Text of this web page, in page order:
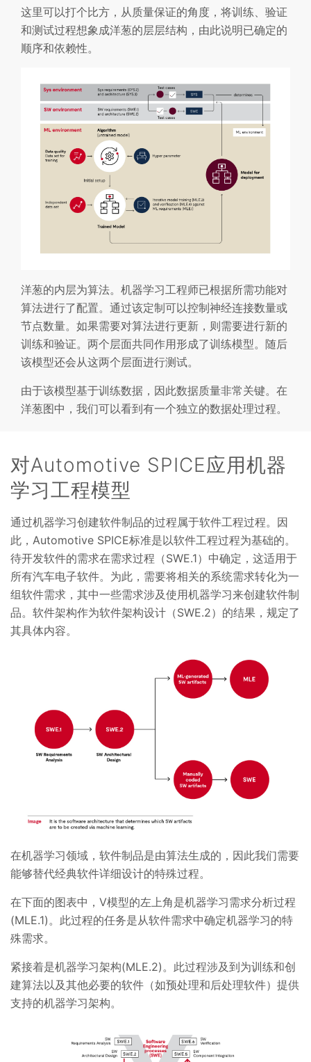
这里可以打个比方，从质量保证的角度，将训练、验证
和测试过程想象成洋葱的层层结构，由此说明已确定的
顺序和依赖性。
洋葱的内层为算法。机器学习工程师已根据所需功能对
算法进行了配置。通过该定制可以控制神经连接数量或
节点数量。如果需要对算法进行更新，则需要进行新的
训练和验证。两个层面共同作用形成了训练模型。随后
该模型还会从这两个层面进行测试。
由于该模型基于训练数据，因此数据质量非常关键。在
洋葱图中，我们可以看到有一个独立的数据处理过程。
对Automotive SPICE应用机器
学习工程模型
通过机器学习创建软件制品的过程属于软件工程过程。因
此，Automotive SPICE标准是以软件工程过程为基础的。
待开发软件的需求在需求过程（SWE.1）中确定，这适用于
所有汽车电子软件。为此，需要将相关的系统需求转化为一
组软件需求，其中一些需求涉及使用机器学习来创建软件制
品。软件架构作为软件架构设计（SWE.2）的结果，规定了
其具体内容。
在机器学习领域，软件制品是由算法生成的，因此我们需要
能够替代经典软件详细设计的特殊过程。
在下面的图表中，V模型的左上角是机器学习需求分析过程
(MLE.1)。此过程的任务是从软件需求中确定机器学习的特
殊需求。
紧接着是机器学习架构(MLE.2)。此过程涉及到为训练和创
建算法以及其他必要的软件（如预处理和后处理软件）提供
支持的机器学习架构。